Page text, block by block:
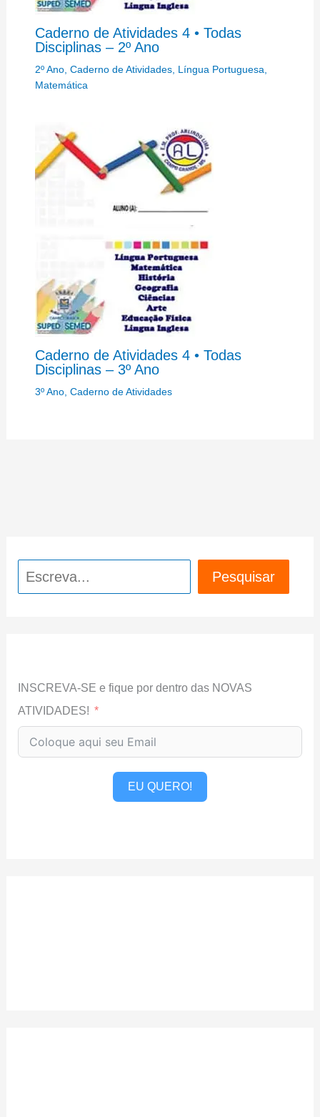
Caderno de Atividades 4 • Todas
Disciplinas – 2º Ano
2º Ano, Caderno de Atividades, Língua Portuguesa
Matemática
Caderno de Atividades 4 • Todas
Disciplinas – 3º Ano
3º Ano, Caderno de Atividades
Pesquisar Pesquisar
INSCREVA-SE e fique por dentro das NOVAS
ATIVIDADES!
EU QUERO!